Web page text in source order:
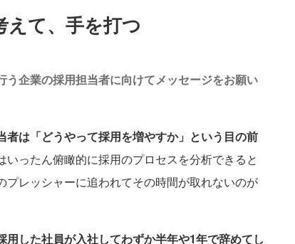
えて、手を打つ
企業の採用担当者に向けてメッセージをお願い
者は「どうやって採用を増やすか」という目の前
いったん俯瞰的に採用のプロセスを分析できると
プレッシャーに追われてその時間が取れないのが
用した社員が入社してわずか半年や1年で辞めてし